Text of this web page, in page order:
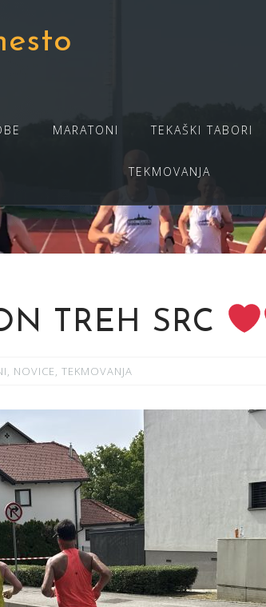
MARATONI TEKAŠKI TABORI
TEKMOVANJA
TREH SRC
, NOVICE, TEKMOVANJA